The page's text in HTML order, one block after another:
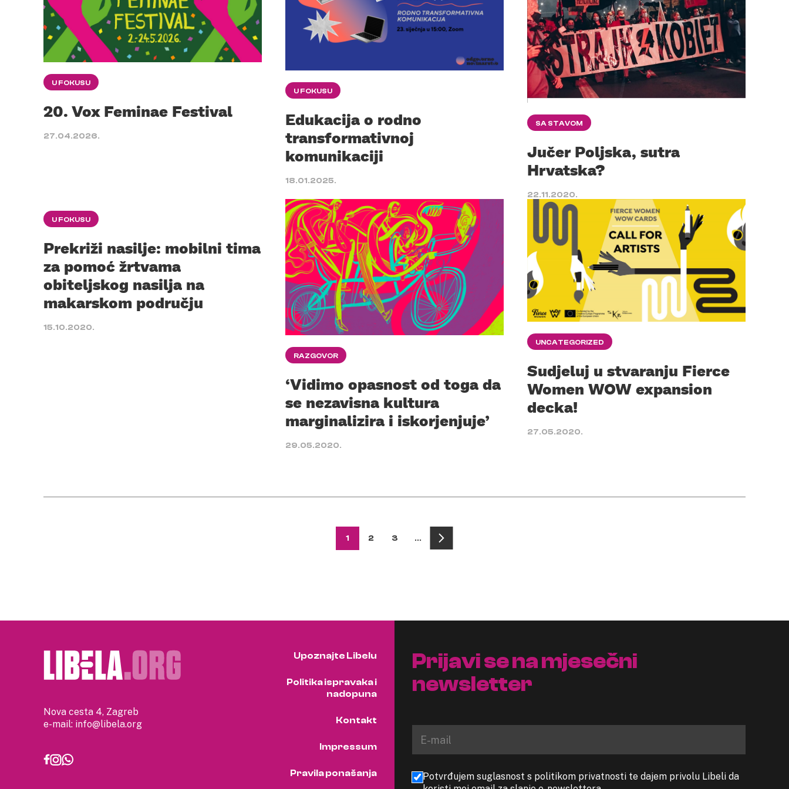
U FOKUSU
20. Vox Feminae Festival
27.04.2026.
U FOKUSU
Edukacija o rodno
transformativnoj
komunikaciji
18.01.2025.
SA STAVOM
Jučer Poljska, sutra
Hrvatska?
22.11.2020.
U FOKUSU
Prekriži nasilje: mobilni tima
za pomoć žrtvama
obiteljskog nasilja na
makarskom području
15.10.2020.
RAZGOVOR
‘Vidimo opasnost od toga da
se nezavisna kultura
marginalizira i iskorjenjuje’
29.05.2020.
UNCATEGORIZED
Sudjeluj u stvaranju Fierce
Women WOW expansion
decka!
27.05.2020.
1 2 3 …
Nova cesta 4, Zagreb
e-mail: info@libela.org
Upoznajte Libelu
Politika ispravaka i
nadopuna
Kontakt
Impressum
Pravila ponašanja
Prijavi se na mjesečni
newsletter
Potvrđujem suglasnost s politikom privatnosti te dajem privolu Libeli da